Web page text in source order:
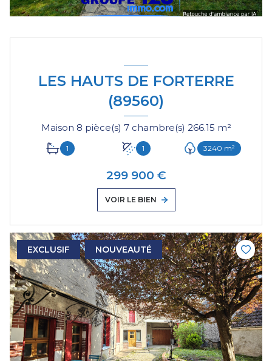
LES HAUTS DE FORTERRE
(89560)
Maison 8 pièce(s) 7 chambre(s) 266.15 m²
1 1 3240 m²
299 900 €
VOIR LE BIEN
EXCLUSIF NOUVEAUTÉ